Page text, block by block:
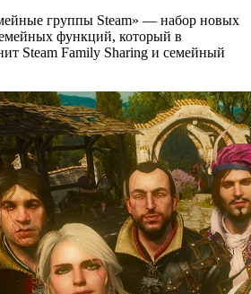
группы Steam» — набор новых
функций, который в
Steam Family Sharing и семейный